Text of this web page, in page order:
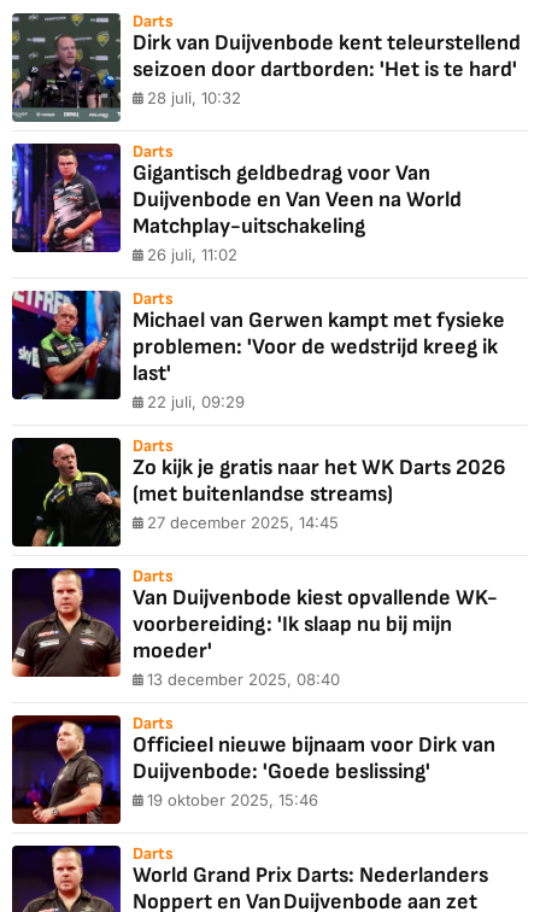
Darts
Dirk van Duijvenbode kent teleurstellend
seizoen door dartborden: 'Het is te hard'
28 juli, 10:32
Darts
Gigantisch geldbedrag voor Van
Duijvenbode en Van Veen na World
Matchplay-uitschakeling
26 juli, 11:02
Darts
Michael van Gerwen kampt met fysieke
problemen: 'Voor de wedstrijd kreeg ik
last'
22 juli, 09:29
Darts
Zo kijk je gratis naar het WK Darts 2026
(met buitenlandse streams)
27 december 2025, 14:45
Darts
Van Duijvenbode kiest opvallende WK-
voorbereiding: 'Ik slaap nu bij mijn
moeder'
13 december 2025, 08:40
Darts
Officieel nieuwe bijnaam voor Dirk van
Duijvenbode: 'Goede beslissing'
19 oktober 2025, 15:46
Darts
World Grand Prix Darts: Nederlanders
Noppert en Van Duijvenbode aan zet